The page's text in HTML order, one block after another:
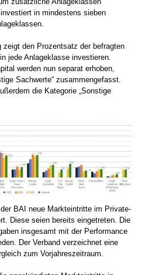
in mindestens sieben
zeigt den Prozentsatz der befragten
jede Anlageklasse investieren.
werden nun separat erhoben,
Sachwerte“ zusammengefasst.
die Kategorie „Sonstige
BAI neue Markteintritte im Private-
Diese seien bereits eingetreten. Die
insgesamt mit der Performance
Der Verband verzeichnet eine
zum Vorjahreszeitraum.